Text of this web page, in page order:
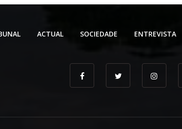
ACTUAL SOCIEDADE ENTREVISTA